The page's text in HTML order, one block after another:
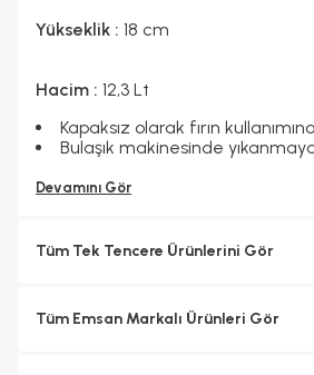
Yükseklik : 18 cm
Hacim : 12,3 Lt
Kapaksız olarak fırın
Bulaşık makinesinde
Devamını Gör
Tüm Tek Tencere Ürünlerini Gör
Tüm Emsan Markalı Ürünleri Gör